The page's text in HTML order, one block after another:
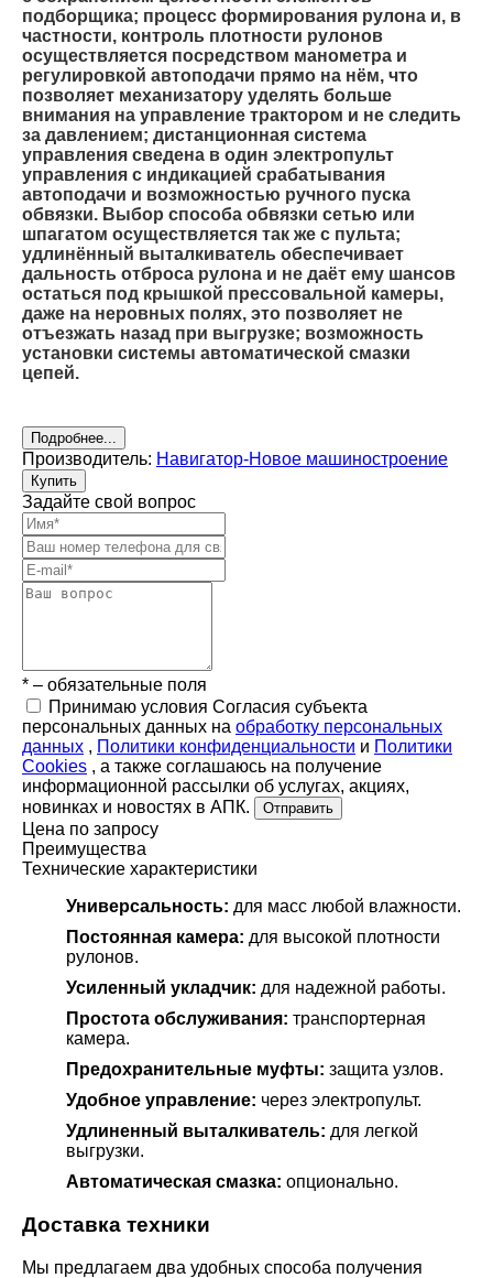
подборщика; процесс формирования рулона и, в
частности, контроль плотности рулонов
осуществляется посредством манометра и
регулировкой автоподачи прямо на нём, что
позволяет механизатору уделять больше
внимания на управление трактором и не следить
за давлением; дистанционная система
управления сведена в один электропульт
управления с индикацией срабатывания
автоподачи и возможностью ручного пуска
обвязки. Выбор способа обвязки сетью или
шпагатом осуществляется так же с пульта;
удлинённый выталкиватель обеспечивает
дальность отброса рулона и не даёт ему шансов
остаться под крышкой прессовальной камеры,
даже на неровных полях, это позволяет не
отъезжать назад при выгрузке; возможность
установки системы автоматической смазки
цепей.
Подробнее...
Производитель: Навигатор-Новое машиностроение
Купить
Задайте свой вопрос
* – обязательные поля
Принимаю условия Согласия субъекта
персональных данных на обработку персональных
данных , Политики конфиденциальности и Политики
Cookies , а также соглашаюсь на получение
информационной рассылки об услугах, акциях,
новинках и новостях в АПК.
Отправить
Цена по запросу
Преимущества
Технические характеристики
Универсальность: для масс любой влажности.
Постоянная камера: для высокой плотности
рулонов.
Усиленный укладчик: для надежной работы.
Простота обслуживания: транспортерная
камера.
Предохранительные муфты: защита узлов.
Удобное управление: через электропульт.
Удлиненный выталкиватель: для легкой
выгрузки.
Автоматическая смазка: опционально.
Доставка техники
Мы предлагаем два удобных способа получения